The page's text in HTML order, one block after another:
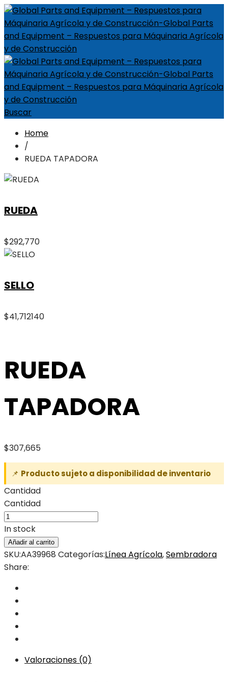
Buscar
Home
/
RUEDA TAPADORA
RUEDA
$292,770
SELLO
$41,712140
RUEDA
TAPADORA
$307,665
📌 Producto sujeto a disponibilidad de inventario
Cantidad
Cantidad
In stock
Añadir al carrito
SKU:AA39968 Categorías:Línea Agrícola,Sembradora
Share:
Valoraciones (0)